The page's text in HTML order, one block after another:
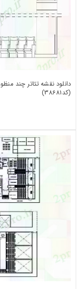
دانلود نقشه تئاتر چند
(کد38681)